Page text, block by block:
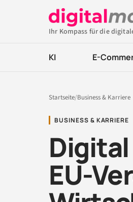
Ihr Kompass für die
KI E-
Startseite/Business & Karriere
BUSINESS & KARRIERE
EU-